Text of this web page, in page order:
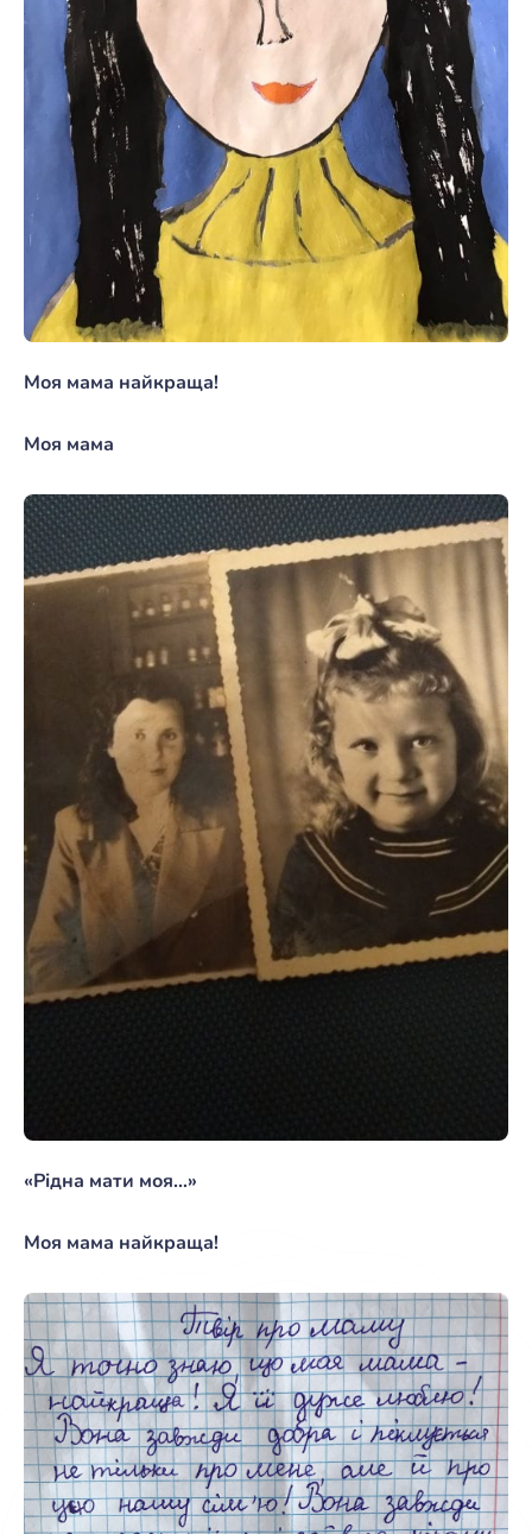
Моя мама найкраща!
Моя мама
«Рідна мати моя…»
Моя мама найкраща!